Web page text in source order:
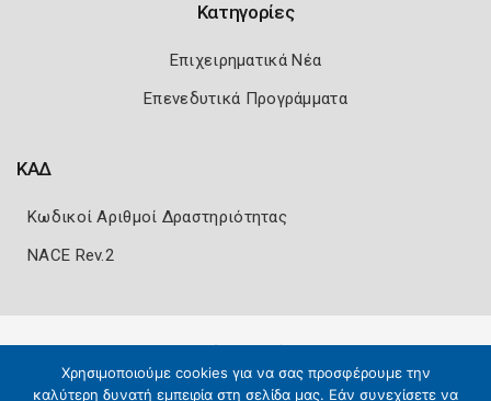
Κατηγορίες
Επιχειρηματικά Νέα
Επενεδυτικά Προγράμματα
ΚΑΔ
Κωδικοί Αριθμοί Δραστηριότητας
NACE Rev.2
Χρησιμοποιούμε cookies για να σας προσφέρουμε την
καλύτερη δυνατή εμπειρία στη σελίδα μας. Εάν συνεχίσετε να
Copyright 2026 Knowledge A.E.